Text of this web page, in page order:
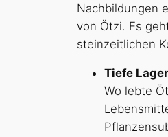
Nachbildungen
von Ötzi. Es
steinzeitlichen
Tiefe
Wo lebte